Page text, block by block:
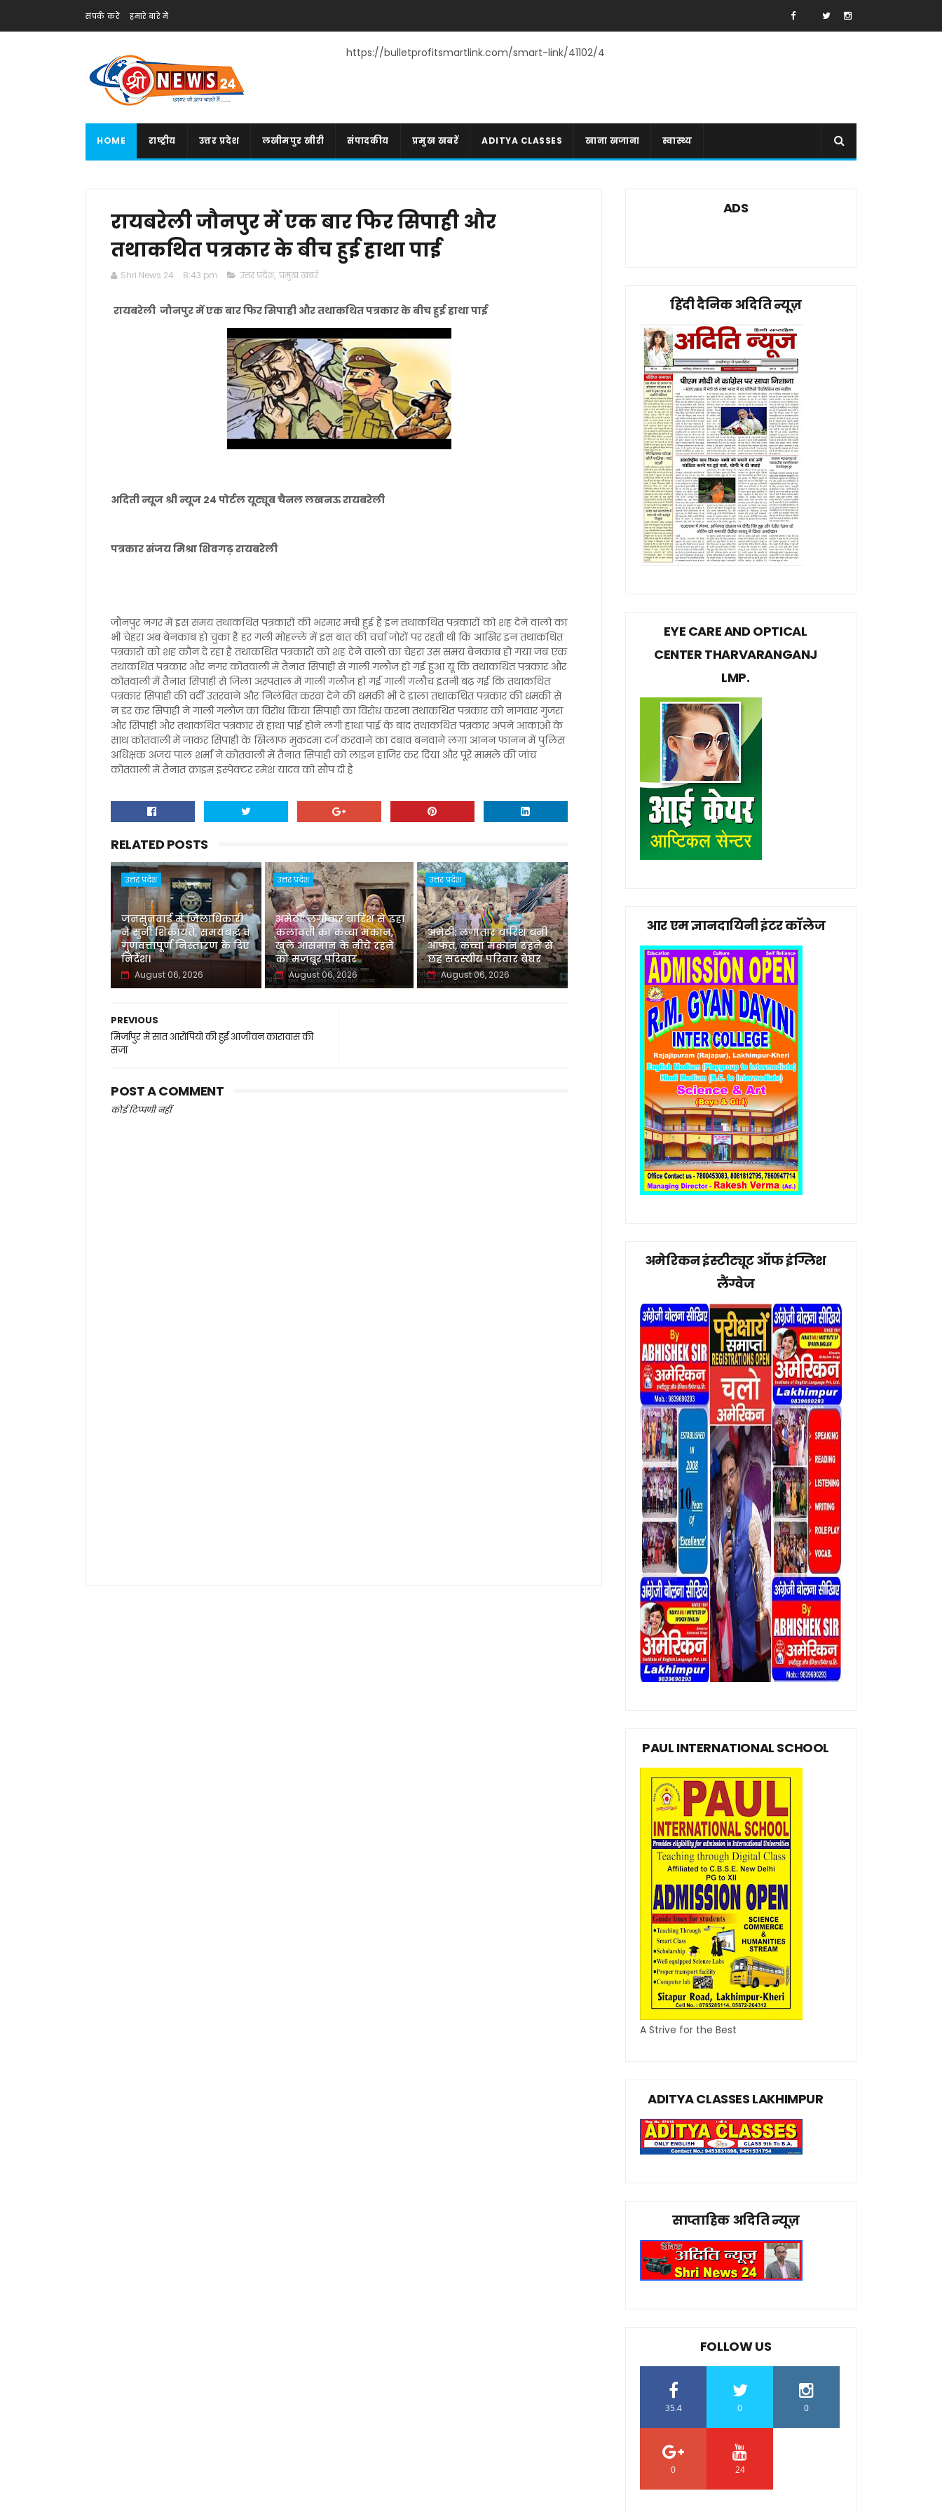
संपर्क करें हमारे बारे में
https://bulletprofitsmartlink.com/smart-link/41102/4
HOME राष्ट्रीय उत्तर प्रदेश लखीमपुर खीरी संपादकीय प्रमुख खबरें ADITYA CLASSES खाना खजाना स्वास्थ्य
रायबरेली जौनपुर में एक बार फिर सिपाही और
तथाकथित पत्रकार के बीच हुई हाथा पाई
Shri News 24 8:43 pm उत्तर प्रदेश, प्रमुख खबरें
रायबरेली जौनपुर में एक बार फिर सिपाही और तथाकथित पत्रकार के बीच हुई हाथा पाई
अदिती न्यूज श्री न्यूज 24 पोर्टल यूट्यूब चैनल लखनऊ रायबरेली
पत्रकार संजय मिश्रा शिवगढ़ रायबरेली
जौनपुर नगर में इस समय तथाकथित पत्रकारों की भरमार मची हुई है इन तथाकथित पत्रकारों को शह देने वालो का
भी चेहरा अब बेनकाब हो चुका है हर गली मोहल्ले में इस बात की चर्चा जोरों पर रहती थी कि आखिर इन तथाकथित
पत्रकारों को शह कौन दे रहा है तथाकथित पत्रकारों को शह देने वालो का चेहरा उस समय बेनकाब हो गया जब एक
तथाकथित पत्रकार और नगर कोतवाली में तैनात सिपाही से गाली गलौज हो गई हुआ यू कि तथाकथित पत्रकार और
कोतवाली में तैनात सिपाही से जिला अस्पताल में गाली गलौज हो गई गाली गलौच इतनी बढ़ गई कि तथाकथित
पत्रकार सिपाही की वर्दी उतरवाने और निलंबित करवा देने की धमकी भी दे डाला तथाकथित पत्रकार की धमकी से
न डर कर सिपाही ने गाली गलौज का विरोध किया सिपाही का विरोध करना तथाकथित पत्रकार को नागवार गुजरा
और सिपाही और तथाकथित पत्रकार से हाथा पाई होने लगी हाथा पाई के बाद तथाकथित पत्रकार अपने आकाओं के
साथ कोतवाली में जाकर सिपाही के खिलाफ मुकदमा दर्ज करवाने का दबाव बनवाने लगा आनन फानन में पुलिस
अधिक्षक अजय पाल शर्मा ने कोतवाली में तैनात सिपाही को लाइन हाजिर कर दिया और पूरे मामले की जांच
कोतवाली में तैनात क्राइम इंस्पेक्टर रमेश यादव को सौप दी है
RELATED POSTS
उत्तर प्रदेश
जनसुनवाई में जिलाधिकारी
ने सुनीं शिकायतें, समयबद्ध व
गुणवत्तापूर्ण निस्तारण के दिए
निर्देश।
August 06, 2026
उत्तर प्रदेश
अमेठी: लगातार बारिश से ढहा
कलावती का कच्चा मकान,
खुले आसमान के नीचे रहने
को मजबूर परिवार
August 06, 2026
उत्तर प्रदेश
अमेठी: लगातार बारिश बनी
आफत, कच्चा मकान ढहने से
छह सदस्यीय परिवार बेघर
August 06, 2026
PREVIOUS
मिर्जापुर में सात आरोपियों की हुई आजीवन कारावास की
सजा
POST A COMMENT
कोई टिप्पणी नहीं
ADS
हिंदी दैनिक अदिति न्यूज़
EYE CARE AND OPTICAL
CENTER THARVARANGANJ
LMP.
आर एम ज्ञानदायिनी इंटर कॉलेज
अमेरिकन इंस्टीट्यूट ऑफ इंग्लिश
लैंग्वेज
PAUL INTERNATIONAL SCHOOL
A Strive for the Best
ADITYA CLASSES LAKHIMPUR
साप्ताहिक अदिति न्यूज़
FOLLOW US
35.4 0 0
0 24